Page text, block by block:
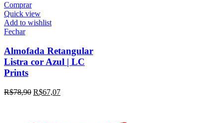
Comprar
Quick view
Add to wishlist
Fechar
Almofada Retangular
Listra cor Azul | LC
Prints
R$78,90 R$67,07